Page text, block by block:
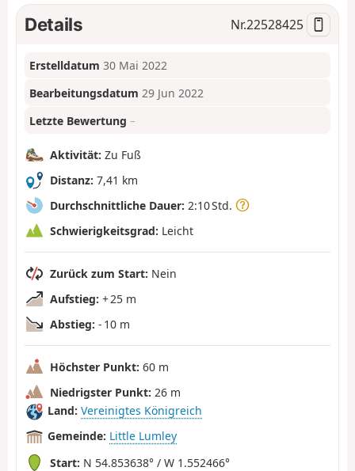
Details Nr.22528425
Erstelldatum 30 Mai 2022
Bearbeitungsdatum 29 Jun 2022
Letzte Bewertung –
Aktivität: Zu Fuß
Distanz: 7,41 km
Durchschnittliche Dauer: 2:10 Std.
Schwierigkeitsgrad: Leicht
Zurück zum Start: Nein
Aufstieg: + 25 m
Abstieg: - 10 m
Höchster Punkt: 60 m
Niedrigster Punkt: 26 m
Land: Vereinigtes Königreich
Gemeinde: Little Lumley
Start: N 54.853638° / W 1.552466°